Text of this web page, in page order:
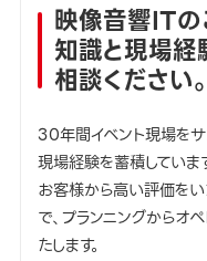
映像音響ITの
知識と現場経
相談ください。
30年間イベント現場を
現場経験を蓄積していま
お客様から高い評価を
で、プランニングからオ
たします。